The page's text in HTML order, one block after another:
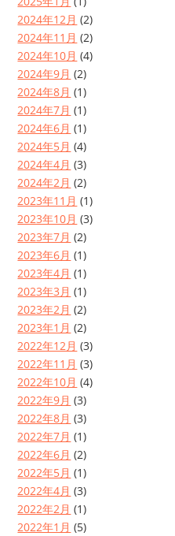
2024年12月 (2)
2024年11月 (2)
2024年10月 (4)
2024年9月 (2)
2024年8月 (1)
2024年7月 (1)
2024年6月 (1)
2024年5月 (4)
2024年4月 (3)
2024年2月 (2)
2023年11月 (1)
2023年10月 (3)
2023年7月 (2)
2023年6月 (1)
2023年4月 (1)
2023年3月 (1)
2023年2月 (2)
2023年1月 (2)
2022年12月 (3)
2022年11月 (3)
2022年10月 (4)
2022年9月 (3)
2022年8月 (3)
2022年7月 (1)
2022年6月 (2)
2022年5月 (1)
2022年4月 (3)
2022年2月 (1)
2022年1月 (5)